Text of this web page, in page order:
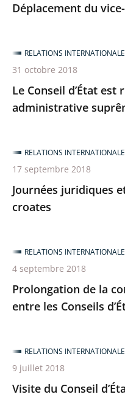
Déplacement du
Le Conseil d’État est
administrative
RELATIONS
31 octobre 2018
Journées juridiques
croates
RELATIONS
17 septembre 2018
Prolongation de la
entre les Conseils
RELATIONS
4 septembre 2018
Visite du Conseil
RELATIONS
9 juillet 2018